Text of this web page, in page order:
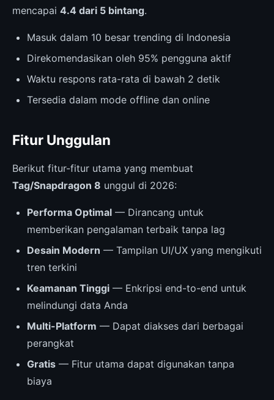
mencapai 4.4 dari 5 bintang.
Masuk dalam 10 besar trending di Indonesia
Direkomendasikan oleh 95% pengguna aktif
Waktu respons rata-rata di bawah 2 detik
Tersedia dalam mode offline dan online
Fitur Unggulan
Berikut fitur-fitur utama yang membuat
Tag/Snapdragon 8 unggul di 2026:
Performa Optimal — Dirancang untuk
memberikan pengalaman terbaik tanpa lag
Desain Modern — Tampilan UI/UX yang mengikuti
tren terkini
Keamanan Tinggi — Enkripsi end-to-end untuk
melindungi data Anda
Multi-Platform — Dapat diakses dari berbagai
perangkat
Gratis — Fitur utama dapat digunakan tanpa
biaya